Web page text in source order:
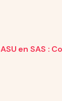
en SAS :